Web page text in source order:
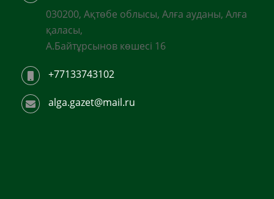
030200, Ақтөбе облысы, Алға ауданы, Алға
қаласы,
А.Байтұрсынов көшесі 16
+77133743102
alga.gazet@mail.ru